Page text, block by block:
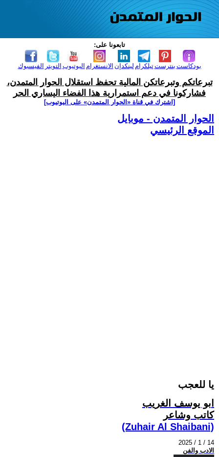
تابعونا على:
الفيسبوك التويتر اليوتيوب الانستغرام لينكدإن تيلكرامبنترست بودكاست
تبرعاتكم وتبرعاتكن المالية تحفظ استقلال الحوار المتمدن،
فشاركونا في دعم استمرارية هذا الفضاء اليساري الحر
[اشترك في قناة ‫«الحوار المتمدن» على اليوتيوب]
الحوار المتمدن - موبايل
الموقع الرئيسي
يا للعجب
ابو يوسف الغريب
كاتب وشاعر
(Zuhair Al Shaibani)
2025 / 1 / 14
الادب والفن